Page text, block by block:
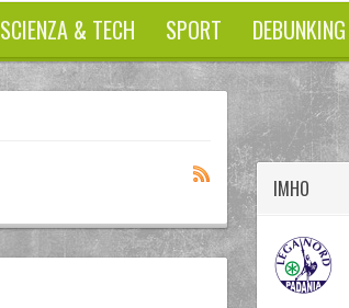
SCIENZA & TECH SPORT DEBUNKING
IMHO